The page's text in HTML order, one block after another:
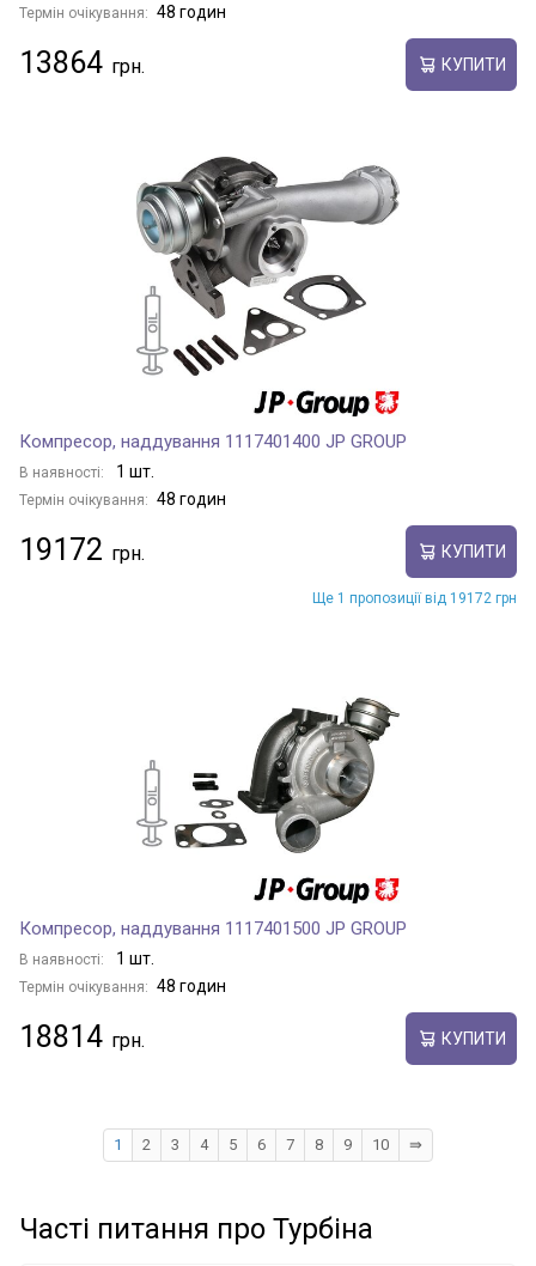
Термін очікування: 48 годин
13864 КУПИТИ
Компресор, наддування 1117401400 JP GROUP
В наявності: 1 шт.
Термін очікування: 48 годин
19172 КУПИТИ
Ще 1 пропозиції від 19172 грн
Компресор, наддування 1117401500 JP GROUP
В наявності: 1 шт.
Термін очікування: 48 годин
18814 КУПИТИ
1 2 3 4 5 6 7 8 9 10 ⇛
Часті питання про Турбіна